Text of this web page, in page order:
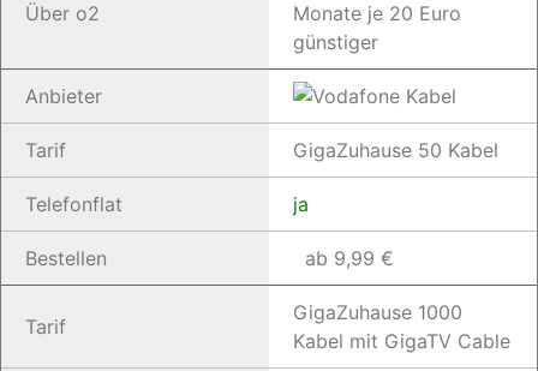
Über o2
Monate je 20 Euro
günstiger
Anbieter
Tarif GigaZuhause 50 Kabel
Telefonflat ja
Bestellen ab 9,99 €
Tarif
GigaZuhause 1000
Kabel mit GigaTV Cable